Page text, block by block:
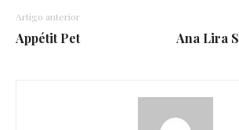
Artigo anterior
Appétit Pet Ana Lira